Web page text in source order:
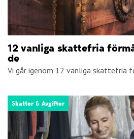
12 vanliga skattefria
de
Vi går igenom 12 vanliga skattefria
Skatter & Avgifter